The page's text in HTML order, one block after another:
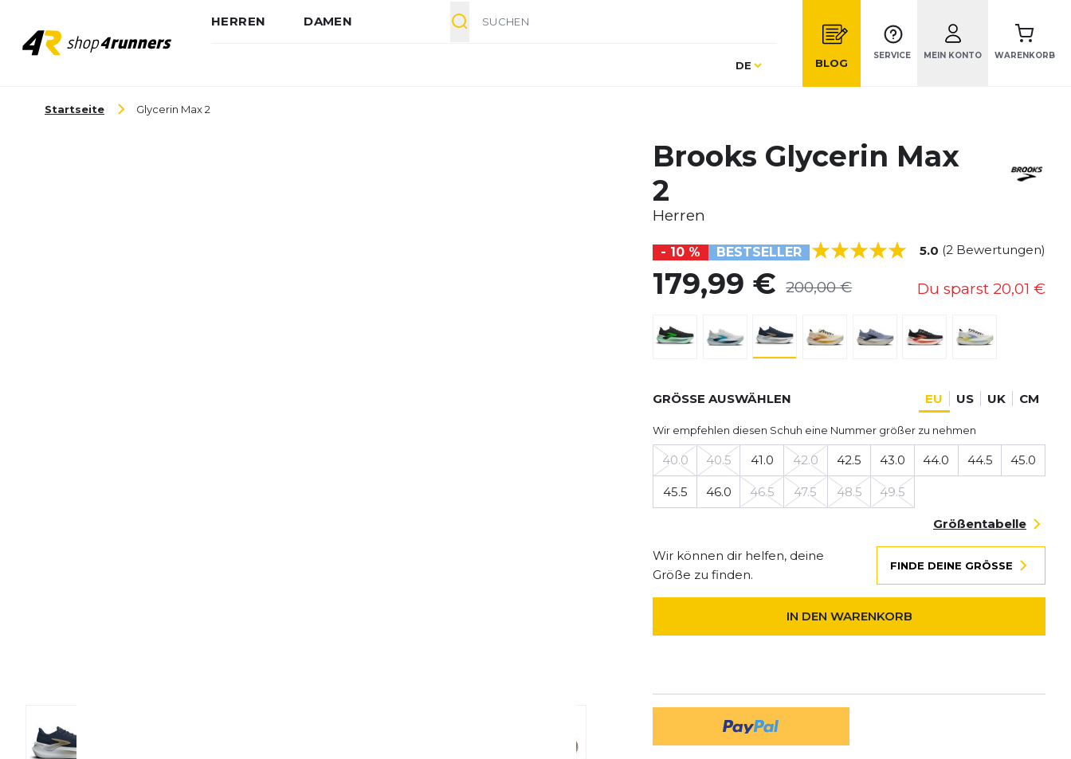
HERREN DAMEN
Sprache
DE BLOG
SERVICE MEIN KONTO WARENKORB
Startseite Glycerin Max 2
Brooks Glycerin Max
2
Herren
- 10 % BESTSELLER 5.0 (2 Bewertungen)
179,99 € 200,00 € Du sparst 20,01 €
GRÖSSE AUSWÄHLEN EU US UK CM
Wir empfehlen diesen Schuh eine Nummer größer zu nehmen
40.0 40.5 41.0 42.0 42.5 43.0 44.0 44.5 45.0
45.5 46.0 46.5 47.5 48.5 49.5
Größentabelle
Wir können dir helfen, deine
Größe zu finden.
FINDE DEINE GRÖSSE
IN DEN WARENKORB